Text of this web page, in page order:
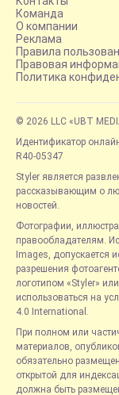
Команда
О компании
Реклама
Правила
Правовая
Политика
© 2026 LLC «UBT
Идентификатор
R40-05347
Styler является
рассказывающим о
новостей.
Фотографии,
правообладателям.
Images, допускается
разрешения
логотипом «Styler»
использоваться на
4.0 International.
При полном или
материалов,
обязательно
открытой для
должна быть